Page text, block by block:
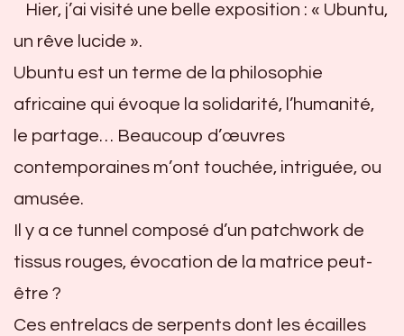
Hier, j’ai visité une belle exposition : « Ubuntu,
un rêve lucide ».
Ubuntu est un terme de la philosophie
africaine qui évoque la solidarité, l’humanité,
le partage… Beaucoup d’œuvres
contemporaines m’ont touchée, intriguée, ou
amusée.
Il y a ce tunnel composé d’un patchwork de
tissus rouges, évocation de la matrice peut-
être ?
Ces entrelacs de serpents dont les écailles